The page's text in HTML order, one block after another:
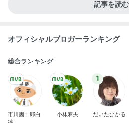
記事を読む
オフィシャルブロガーランキング
総合ランキング
市川團十郎白
猿
小林麻央
1
だいたひかる